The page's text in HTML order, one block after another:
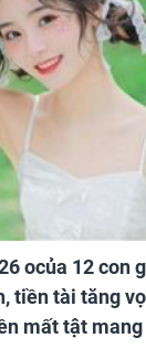
ocủa 12 con
tiền tài tăng
mất tật mang